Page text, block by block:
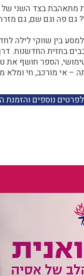
מתאהבת בצד השני של
גם פה וגם שם, גם
בין שווקי לילה
בחזית החדשנות. דרך
הספר חושף את
– אי מורכב, חי ומלא
לפרטים נוספים והזמנת